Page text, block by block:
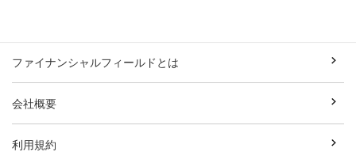
ファイナンシャルフィールドとは
会社概要
利用規約